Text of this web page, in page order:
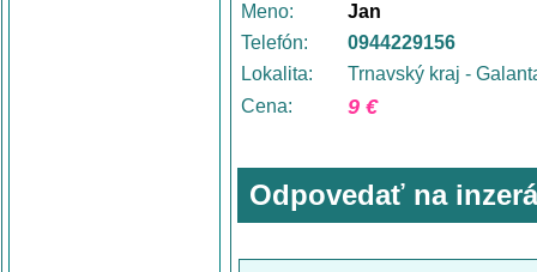
Meno:
Jan
Telefón:
0944229156
Lokalita:
Trnavský kraj -
Cena:
9 €
Odpovedať na